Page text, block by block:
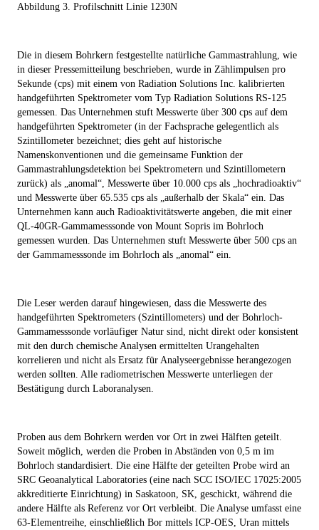
Abbildung 3. Profilschnitt Linie 1230N
Die in diesem Bohrkern festgestellte natürliche Gammastrahlung, wie
in dieser Pressemitteilung beschrieben, wurde in Zählimpulsen pro
Sekunde (cps) mit einem von Radiation Solutions Inc. kalibrierten
handgeführten Spektrometer vom Typ Radiation Solutions RS-125
gemessen. Das Unternehmen stuft Messwerte über 300 cps auf dem
handgeführten Spektrometer (in der Fachsprache gelegentlich als
Szintillometer bezeichnet; dies geht auf historische
Namenskonventionen und die gemeinsame Funktion der
Gammastrahlungsdetektion bei Spektrometern und Szintillometern
zurück) als „anomal“, Messwerte über 10.000 cps als „hochradioaktiv“
und Messwerte über 65.535 cps als „außerhalb der Skala“ ein. Das
Unternehmen kann auch Radioaktivitätswerte angeben, die mit einer
QL-40GR-Gammamesssonde von Mount Sopris im Bohrloch
gemessen wurden. Das Unternehmen stuft Messwerte über 500 cps an
der Gammamesssonde im Bohrloch als „anomal“ ein.
Die Leser werden darauf hingewiesen, dass die Messwerte des
handgeführten Spektrometers (Szintillometers) und der Bohrloch-
Gammamesssonde vorläufiger Natur sind, nicht direkt oder konsistent
mit den durch chemische Analysen ermittelten Urangehalten
korrelieren und nicht als Ersatz für Analyseergebnisse herangezogen
werden sollten. Alle radiometrischen Messwerte unterliegen der
Bestätigung durch Laboranalysen.
Proben aus dem Bohrkern werden vor Ort in zwei Hälften geteilt.
Soweit möglich, werden die Proben in Abständen von 0,5 m im
Bohrloch standardisiert. Die eine Hälfte der geteilten Probe wird an
SRC Geoanalytical Laboratories (eine nach SCC ISO/IEC 17025:2005
akkreditierte Einrichtung) in Saskatoon, SK, geschickt, während die
andere Hälfte als Referenz vor Ort verbleibt. Die Analyse umfasst eine
63-Elementreihe, einschließlich Bor mittels ICP-OES, Uran mittels